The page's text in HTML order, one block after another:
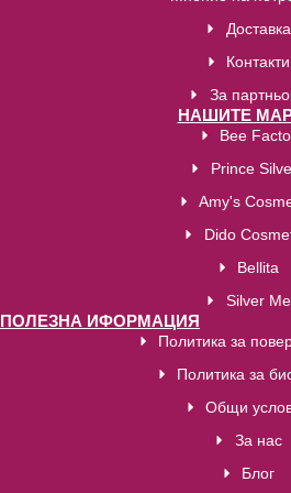
Доставка
Контакти
За
НАШИТЕ
Bee
Prince
Amy's
Dido
Bellita
Silver Me
ПОЛЕЗНА ИФОРМАЦИЯ
Политика за
Политика за
Общи
За нас
Блог